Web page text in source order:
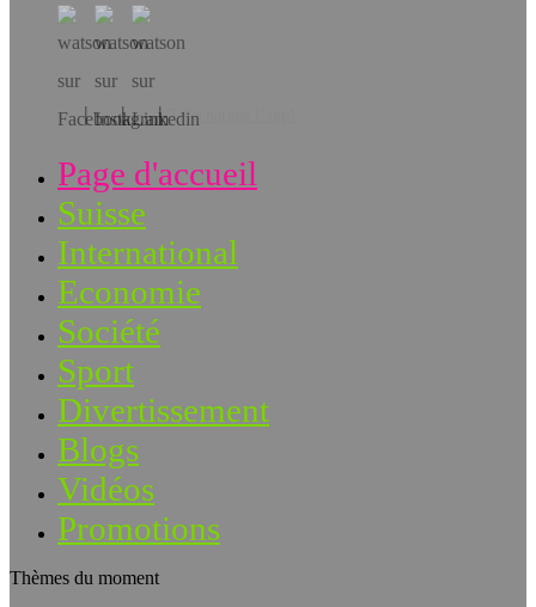
Téléchargez l’app!
Page d'accueil
Suisse
International
Economie
Société
Sport
Divertissement
Blogs
Vidéos
Promotions
Thèmes du moment